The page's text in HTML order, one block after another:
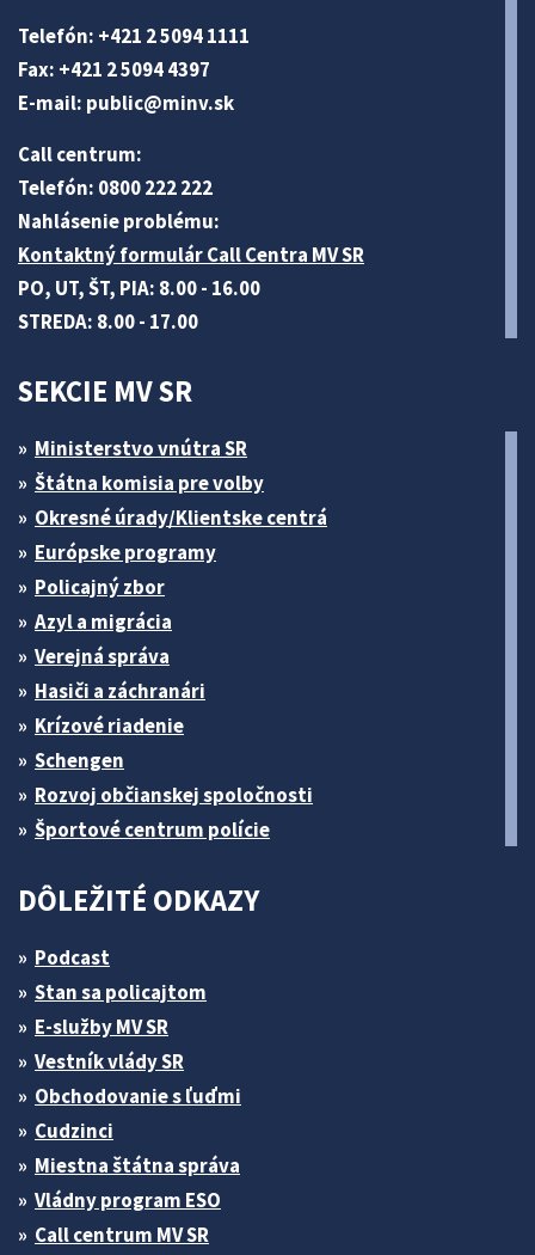
Telefón: +421 2 5094 1111
Fax: +421 2 5094 4397
E-mail: public@minv.sk
Call centrum:
Telefón: 0800 222 222
Nahlásenie problému:
Kontaktný formulár Call Centra MV SR
PO, UT, ŠT, PIA: 8.00 - 16.00
STREDA: 8.00 - 17.00
SEKCIE MV SR
Ministerstvo vnútra SR
Štátna komisia pre volby
Okresné úrady/Klientske centrá
Európske programy
Policajný zbor
Azyl a migrácia
Verejná správa
Hasiči a záchranári
Krízové riadenie
Schengen
Rozvoj občianskej spoločnosti
Športové centrum polície
DÔLEŽITÉ ODKAZY
Podcast
Stan sa policajtom
E-služby MV SR
Vestník vlády SR
Obchodovanie s ľuďmi
Cudzinci
Miestna štátna správa
Vládny program ESO
Call centrum MV SR